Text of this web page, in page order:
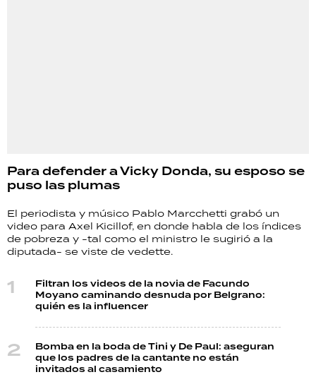
Para defender a Vicky Donda, su esposo se
puso las plumas
El periodista y músico Pablo Marcchetti grabó un
video para Axel Kicillof, en donde habla de los índices
de pobreza y -tal como el ministro le sugirió a la
diputada- se viste de vedette.
Filtran los videos de la novia de Facundo
Moyano caminando desnuda por Belgrano:
quién es la influencer
Bomba en la boda de Tini y De Paul: aseguran
que los padres de la cantante no están
invitados al casamiento